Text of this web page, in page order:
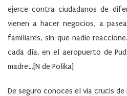
ejerce contra ciudadanos de
vienen a hacer negocios, a
familiares, sin que nadie
cada día, en el aeropuerto de
madre…[N de Polika]
De seguro conoces el via crucis